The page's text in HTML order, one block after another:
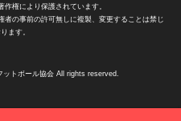
権により保護されています。
の事前の許可無しに複製、変更することは禁じ
ます。
トボール協会 All rights reserved.